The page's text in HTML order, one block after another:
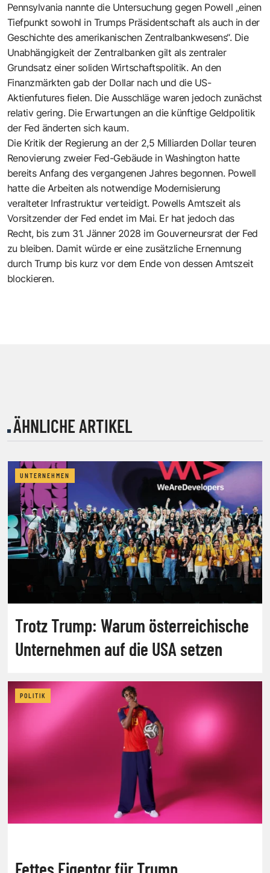
Pennsylvania nannte die Untersuchung gegen Powell „einen
Tiefpunkt sowohl in Trumps Präsidentschaft als auch in der
Geschichte des amerikanischen Zentralbankwesens“. Die
Unabhängigkeit der Zentralbanken gilt als zentraler
Grundsatz einer soliden Wirtschaftspolitik. An den
Finanzmärkten gab der Dollar nach und die US-
Aktienfutures fielen. Die Ausschläge waren jedoch zunächst
relativ gering. Die Erwartungen an die künftige Geldpolitik
der Fed änderten sich kaum.
Die Kritik der Regierung an der 2,5 Milliarden Dollar teuren
Renovierung zweier Fed-Gebäude in Washington hatte
bereits Anfang des vergangenen Jahres begonnen. Powell
hatte die Arbeiten als notwendige Modernisierung
veralteter Infrastruktur verteidigt. Powells Amtszeit als
Vorsitzender der Fed endet im Mai. Er hat jedoch das
Recht, bis zum 31. Jänner 2028 im Gouverneursrat der Fed
zu bleiben. Damit würde er eine zusätzliche Ernennung
durch Trump bis kurz vor dem Ende von dessen Amtszeit
blockieren.
ÄHNLICHE ARTIKEL
UNTERNEHMEN
Trotz Trump: Warum österreichische
Unternehmen auf die USA setzen
POLITIK
Fettes Eigentor für Trump